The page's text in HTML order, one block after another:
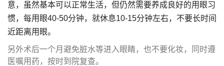
意，虽然基本可以正常生活，但仍然需要养成良好的用眼习
惯，每用眼40-50分钟，就休息10-15分钟左右，不要长时间
近距离用眼。
另外术后一个月避免脏水等进入眼睛，也不要化妆，同时遵
医嘱用药，按时到院复查。